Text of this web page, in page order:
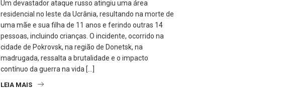
Um devastador ataque russo atingiu uma área
residencial no leste da Ucrânia, resultando na morte de
uma mãe e sua filha de 11 anos e ferindo outras 14
pessoas, incluindo crianças. O incidente, ocorrido na
cidade de Pokrovsk, na região de Donetsk, na
madrugada, ressalta a brutalidade e o impacto
contínuo da guerra na vida […]
LEIA MAIS